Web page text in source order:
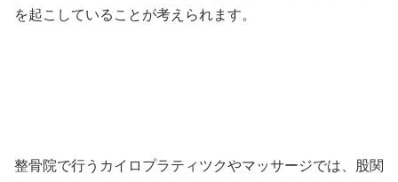
を起こしていることが考えられます。
整骨院で行うカイロプラティツクやマッサージでは、股関